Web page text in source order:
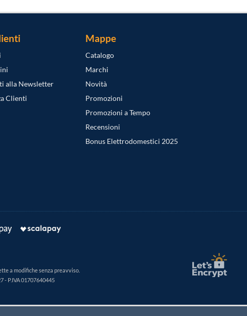
alla Newsletter
Clienti
Mappe
Catalogo
Marchi
Novità
Promozioni
Promozioni a Tempo
Recensioni
Bonus Elettrodomestici 2025
a modifiche senza preavviso.
- P.IVA 01707640445